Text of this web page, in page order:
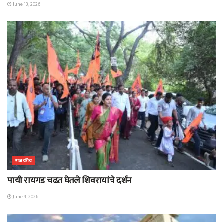
June 13, 2026
राजकीय
पायी रायगड चढत घेतले शिवरायांचे दर्शन
June 9, 2026